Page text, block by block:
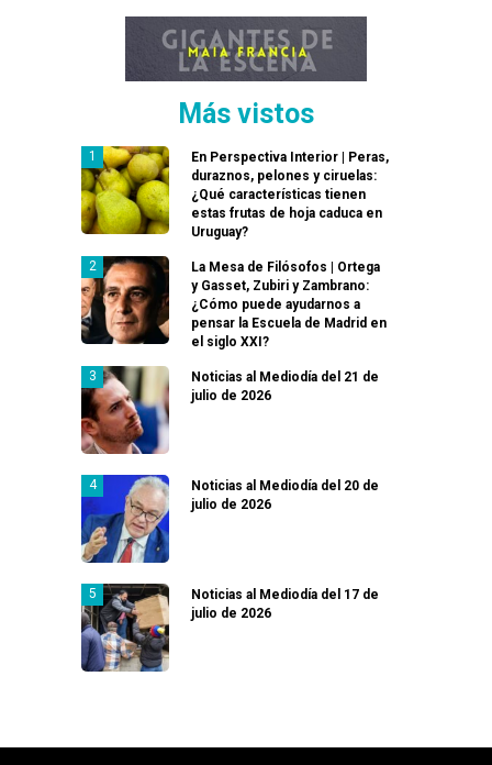
Más vistos
En Perspectiva Interior | Peras,
duraznos, pelones y ciruelas:
¿Qué características tienen
estas frutas de hoja caduca en
Uruguay?
La Mesa de Filósofos | Ortega
y Gasset, Zubiri y Zambrano:
¿Cómo puede ayudarnos a
pensar la Escuela de Madrid en
el siglo XXI?
Noticias al Mediodía del 21 de
julio de 2026
Noticias al Mediodía del 20 de
julio de 2026
Noticias al Mediodía del 17 de
julio de 2026